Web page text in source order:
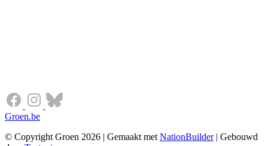
Groen.be
© Copyright Groen 2026 | Gemaakt met NationBuilder| Gebouwd